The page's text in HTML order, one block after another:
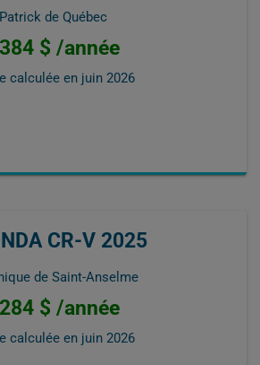
Patrick de Québec
$ /année
calculée en juin 2026
CR-V 2025
de Saint-Anselme
$ /année
calculée en juin 2026